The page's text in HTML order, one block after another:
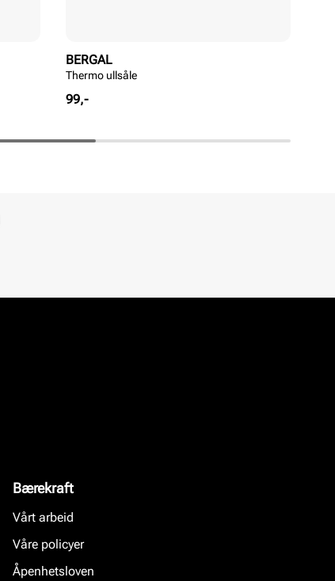
BERGAL
Thermo ullsåle
Pris
99,-
Bærekraft
Vårt arbeid
Våre policyer
Åpenhetsloven